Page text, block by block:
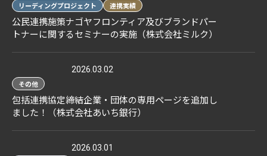
リーディングプロジェクト
連携実績
公民連携施策ナゴヤフロンティア及びブランドパー
トナーに関するセミナーの実施（株式会社ミルク）
2026.03.02
その他
包括連携協定締結企業・団体の専用ページを追加し
ました！（株式会社あいち銀行）
2026.03.01